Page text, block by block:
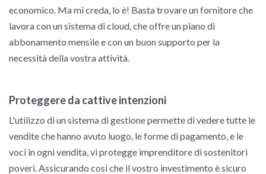
economico. Ma mi creda, lo è! Basta trovare un fornitore che
lavora con un sistema di cloud, che offre un piano di
abbonamento mensile e con un buon supporto per la
necessità della vostra attività.
Proteggere da cattive intenzioni
L'utilizzo di un sistema di gestione permette di vedere tutte le
vendite che hanno avuto luogo, le forme di pagamento, e le
voci in ogni vendita, vi protegge imprenditore di sostenitori
poveri. Assicurando così che il vostro investimento è sicuro